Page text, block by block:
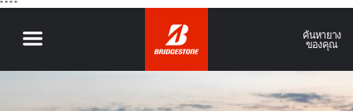
"" ""
ค้นหายาง
ของคุณ